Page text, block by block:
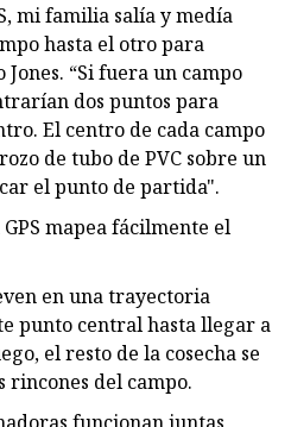
mi familia salía y medía
hasta el otro para
“Si fuera un campo
dos puntos para
El centro de cada campo
de tubo de PVC sobre un
el punto de partida".
mapea fácilmente el
en una trayectoria
punto central hasta llegar a
el resto de la cosecha se
rincones del campo.